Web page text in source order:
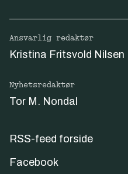
Ansvarlig redaktør
Kristina Fritsvold Nilsen
Nyhetsredaktør
Tor M. Nondal
RSS-feed forside
Facebook